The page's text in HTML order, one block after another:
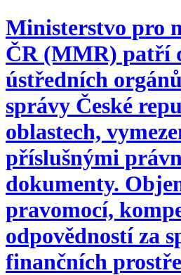
Ministerstvo pro
ČR (MMR) patří
ústředních
správy České
oblastech,
příslušnými
dokumenty.
pravomocí,
odpovědností za
finančních